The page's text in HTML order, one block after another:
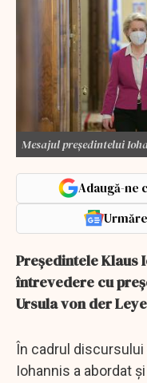
Mesajul preşedintelui
Adaugă-ne
Preşedintele Klaus
întrevedere cu
Ursula von der
În cadrul
Iohannis a abordat